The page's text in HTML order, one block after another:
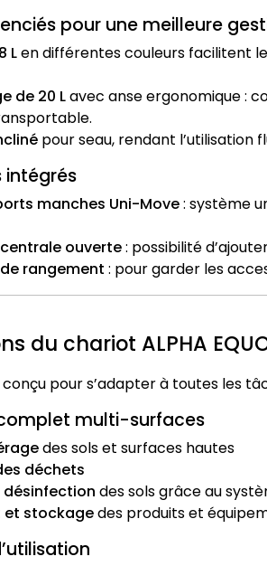
pour une meilleure
Len différentes couleurs facilitent le
de 20 Lavec anse ergonomique :
pour seau, rendant l’utilisation
intégrés
manches Uni-Move: système
ouverte: possibilité
rangement : pour garder les
du chariot ALPHA
pour s’adapter à toutes les
multi-surfaces
des sols et surfaces hautes
déchets
désinfection des sols grâce au
et stockagedes produits et